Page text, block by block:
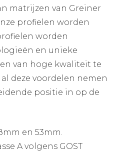
matrijzen van Greiner
profielen worden
worden
en unieke
van hoge kwaliteit te
deze voordelen nemen
positie in op de
en 53mm.
A volgens GOST